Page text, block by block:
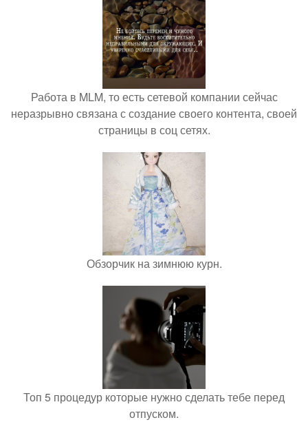
Работа в MLM, то есть сетевой компании сейчас
неразрывно связана с создание своего контента, своей
страницы в соц сетях.
Обзорчик на зимнюю курн.
Топ 5 процедур которые нужно сделать тебе перед
отпуском.